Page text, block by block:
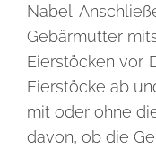
Nabel.
Gebärmutter
Eierstöcken vor.
Eierstöcke ab
mit oder ohne
davon, ob die